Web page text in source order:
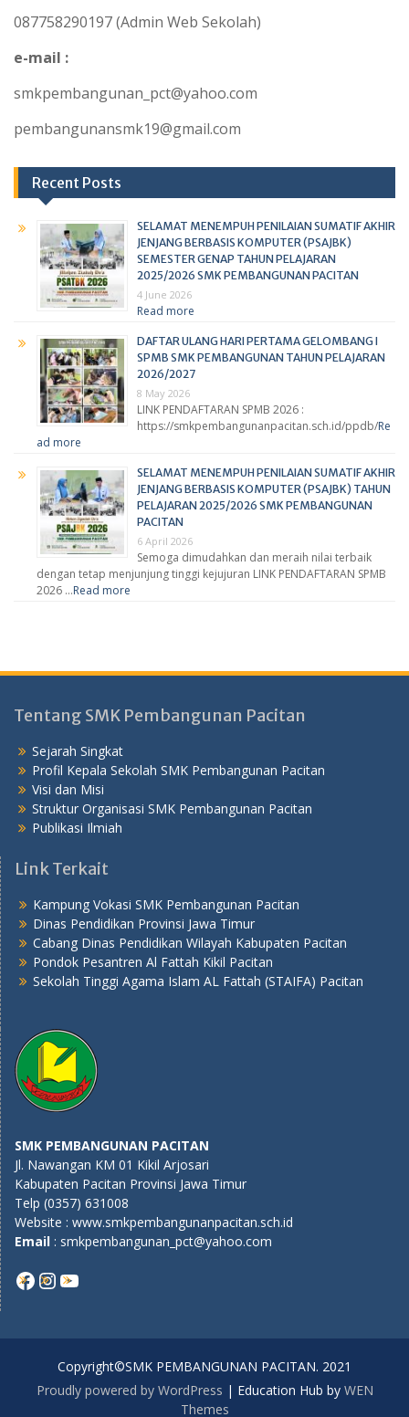
087758290197 (Admin Web Sekolah)
e-mail :
smkpembangunan_pct@yahoo.com
pembangunansmk19@gmail.com
Recent Posts
SELAMAT MENEMPUH PENILAIAN SUMATIF AKHIR
JENJANG BERBASIS KOMPUTER (PSAJBK)
SEMESTER GENAP TAHUN PELAJARAN
2025/2026 SMK PEMBANGUNAN PACITAN
4 June 2026
Read more
DAFTAR ULANG HARI PERTAMA GELOMBANG I
SPMB SMK PEMBANGUNAN TAHUN PELAJARAN
2026/2027
8 May 2026
LINK PENDAFTARAN SPMB 2026 :
https://smkpembangunanpacitan.sch.id/ppdb/Re
ad more
SELAMAT MENEMPUH PENILAIAN SUMATIF AKHIR
JENJANG BERBASIS KOMPUTER (PSAJBK) TAHUN
PELAJARAN 2025/2026 SMK PEMBANGUNAN
PACITAN
6 April 2026
Semoga dimudahkan dan meraih nilai terbaik
dengan tetap menjunjung tinggi kejujuran LINK PENDAFTARAN SPMB
2026 …Read more
Tentang SMK Pembangunan Pacitan
Sejarah Singkat
Profil Kepala Sekolah SMK Pembangunan Pacitan
Visi dan Misi
Struktur Organisasi SMK Pembangunan Pacitan
Publikasi Ilmiah
Link Terkait
Kampung Vokasi SMK Pembangunan Pacitan
Dinas Pendidikan Provinsi Jawa Timur
Cabang Dinas Pendidikan Wilayah Kabupaten Pacitan
Pondok Pesantren Al Fattah Kikil Pacitan
Sekolah Tinggi Agama Islam AL Fattah (STAIFA) Pacitan
SMK PEMBANGUNAN PACITAN
Jl. Nawangan KM 01 Kikil Arjosari
Kabupaten Pacitan Provinsi Jawa Timur
Telp (0357) 631008
Website : www.smkpembangunanpacitan.sch.id
Email : smkpembangunan_pct@yahoo.com
Copyright©SMK PEMBANGUNAN PACITAN. 2021
Proudly powered by WordPress | Education Hub by WEN
Themes